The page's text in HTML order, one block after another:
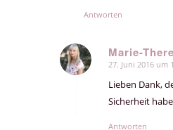
Antworten
Marie-
sagte:
27. Juni 2016 um
Lieben Dank,
Sicherheit
Antworten